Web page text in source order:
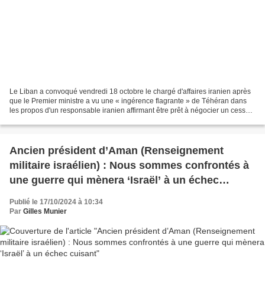
Le Liban a convoqué vendredi 18 octobre le chargé d'affaires iranien après
que le Premier ministre a vu une « ingérence flagrante » de Téhéran dans
les propos d'un responsable iranien affirmant être prêt à négocier un cessez-
Ancien président d’Aman (Renseignement
militaire israélien) : Nous sommes confrontés à
une guerre qui mènera ‘Israël’ à un échec
cuisant
Publié le 17/10/2024 à 10:34
Par Gilles Munier